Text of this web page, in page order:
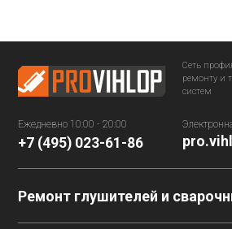
Сеть
ремонту и
систем
Ежедневно 10:00 - 20:00
+7 (495) 023-61-86
Ремонт глушителей и